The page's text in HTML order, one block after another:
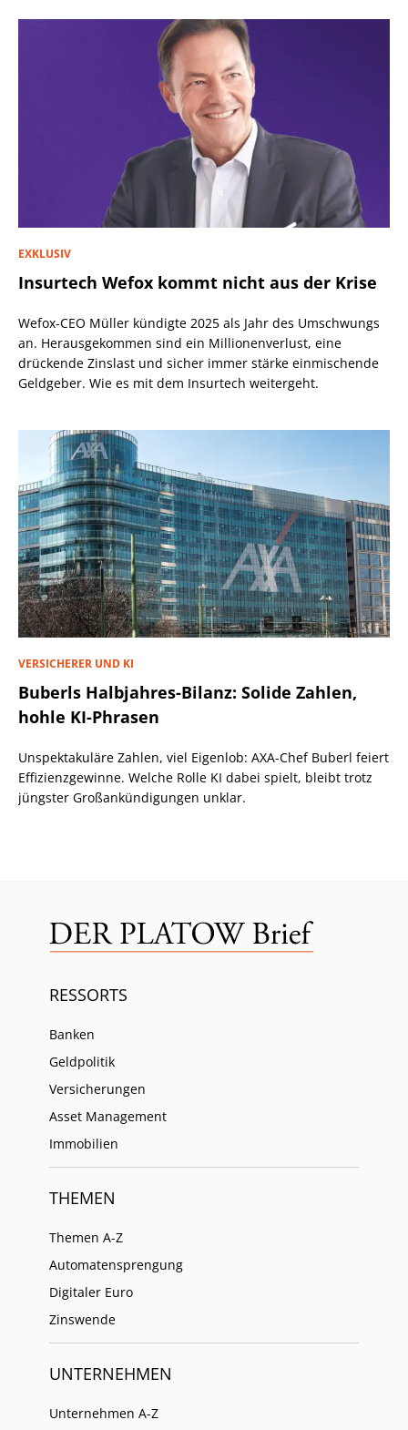
EXKLUSIV
Insurtech Wefox kommt nicht aus der Krise
Wefox-CEO Müller kündigte 2025 als Jahr des Umschwungs
an. Herausgekommen sind ein Millionenverlust, eine
drückende Zinslast und sicher immer stärke einmischende
Geldgeber. Wie es mit dem Insurtech weitergeht.
VERSICHERER UND KI
Buberls Halbjahres-Bilanz: Solide Zahlen,
hohle KI-Phrasen
Unspektakuläre Zahlen, viel Eigenlob: AXA-Chef Buberl feiert
Effizienzgewinne. Welche Rolle KI dabei spielt, bleibt trotz
jüngster Großankündigungen unklar.
RESSORTS
Banken
Geldpolitik
Versicherungen
Asset Management
Immobilien
THEMEN
Themen A-Z
Automatensprengung
Digitaler Euro
Zinswende
UNTERNEHMEN
Unternehmen A-Z